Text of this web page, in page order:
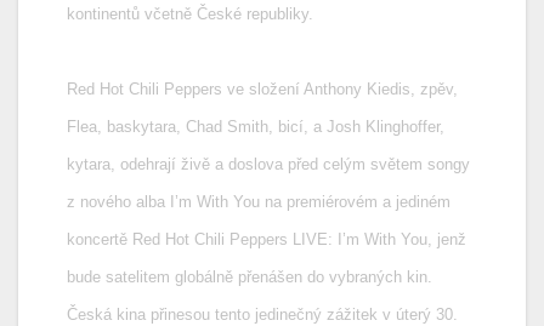
kontinentů včetně České republiky.
Red Hot Chili Peppers ve složení Anthony Kiedis, zpěv,
Flea, baskytara, Chad Smith, bicí, a Josh Klinghoffer,
kytara, odehrají živě a doslova před celým světem songy
z nového alba I’m With You na premiérovém a jediném
koncertě Red Hot Chili Peppers LIVE: I’m With You, jenž
bude satelitem globálně přenášen do vybraných kin.
Česká kina přinesou tento jedinečný zážitek v úterý 30.